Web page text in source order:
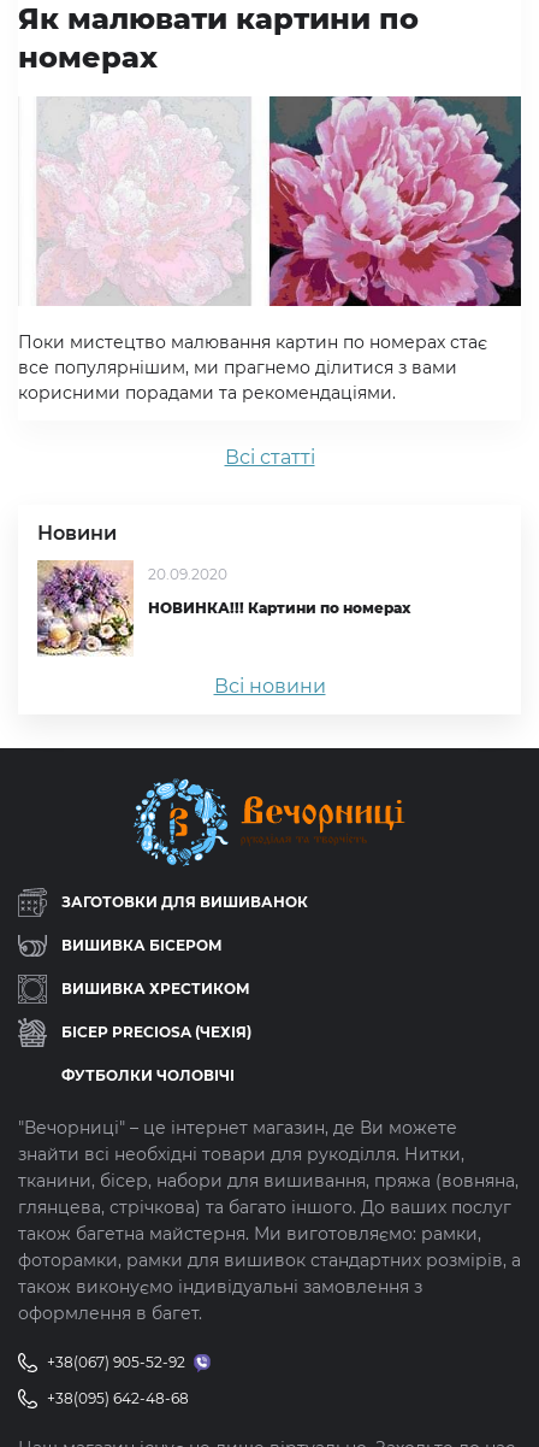
Як малювати картини по
номерах
Поки мистецтво малювання картин по номерах стає
все популярнішим, ми прагнемо ділитися з вами
корисними порадами та рекомендаціями.
Всi статтi
Новини
20.09.2020
НОВИНКА!!! Картини по номерах
Всі новини
ЗАГОТОВКИ ДЛЯ ВИШИВАНОК
ВИШИВКА БІСЕРОМ
ВИШИВКА ХРЕСТИКОМ
БІСЕР PRECIOSA (ЧЕХІЯ)
ФУТБОЛКИ ЧОЛОВІЧІ
"Вечорниці" – це інтернет магазин, де Ви можете
знайти всі необхідні товари для рукоділля. Нитки,
тканини, бісер, набори для вишивання, пряжа (вовняна,
глянцева, стрічкова) та багато іншого. До ваших послуг
також багетна майстерня. Ми виготовляємо: рамки,
фоторамки, рамки для вишивок стандартних розмірів, а
також виконуємо індивідуальні замовлення з
оформлення в багет.
+38(067) 905-52-92
+38(095) 642-48-68